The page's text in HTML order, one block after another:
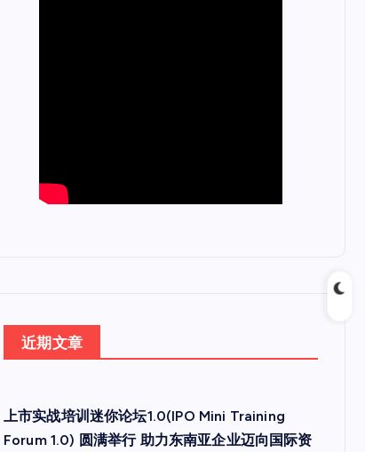
近期文章
上市实战培训迷你论坛1.0(IPO Mini Training
Forum 1.0) 圆满举行 助力东南亚企业迈向国际资